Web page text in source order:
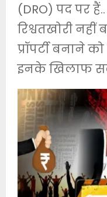
(DRO) पद पर
रिश्वतखोरी
प्रॉपर्टी बनाने
इनके खिलाफ